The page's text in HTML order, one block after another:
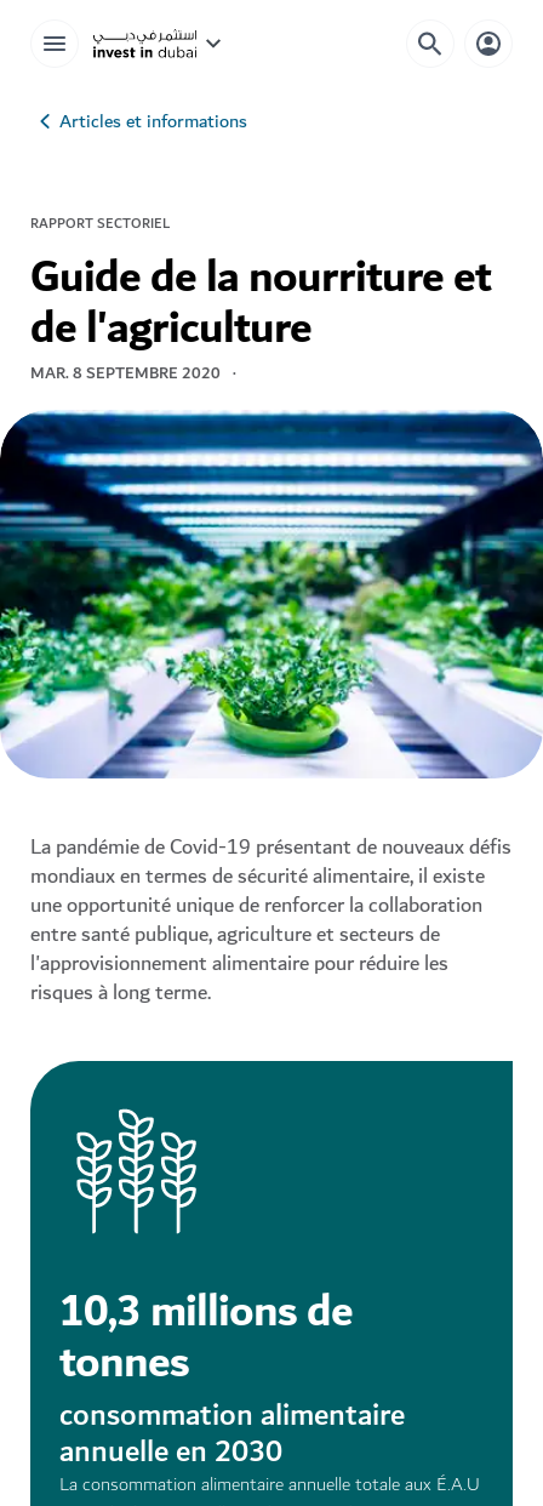
Articles et informations
RAPPORT SECTORIEL
Guide de la nourriture et
de l'agriculture
MAR. 8 SEPTEMBRE 2020
La pandémie de Covid-19 présentant de nouveaux défis
mondiaux en termes de sécurité alimentaire, il existe
une opportunité unique de renforcer la collaboration
entre santé publique, agriculture et secteurs de
l'approvisionnement alimentaire pour réduire les
risques à long terme.
10,3 millions de
tonnes
consommation alimentaire
annuelle en 2030
La consommation alimentaire annuelle totale aux É.A.U